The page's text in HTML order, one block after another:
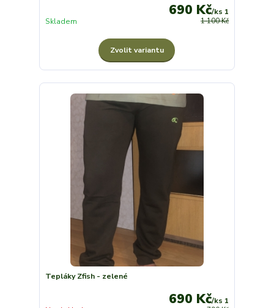
1 100 Kč
690 Kč/ks 1
Skladem
Zvolit variantu
Tepláky Zfish - zelené
690 Kč/ks 1